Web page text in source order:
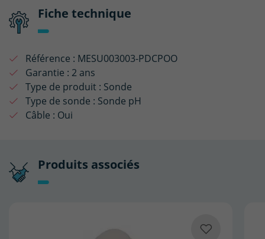
Fiche technique
Référence : MESU003003-PDCPOO
Garantie : 2 ans
Type de produit : Sonde
Type de sonde : Sonde pH
Câble : Oui
Produits associés